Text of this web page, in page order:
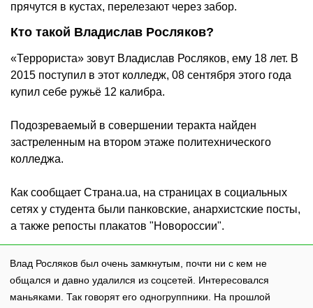
прячутся в кустах, перелезают через забор.
Кто такой Владислав Росляков?
«Террориста» зовут Владислав Росляков, ему 18 лет. В
2015 поступил в этот колледж, 08 сентября этого года
купил себе ружьё 12 калибра.
Подозреваемый в совершении теракта найден
застреленным на втором этаже политехнического
колледжа.
Как сообщает Страна.ua, на страницах в социальных
сетях у студента были панковские, анархистские посты,
а также репосты плакатов "Новороссии".
Влад Росляков был очень замкнутым, почти ни с кем не
общался и давно удалился из соцсетей. Интересовался
маньяками. Так говорят его одногруппники. На прошлой